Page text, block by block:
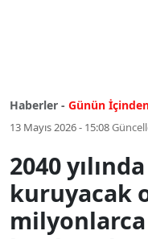
Haberler - Günün
13 Mayıs 2026 - 15:08
2040
kuruyacak
milyonlarca